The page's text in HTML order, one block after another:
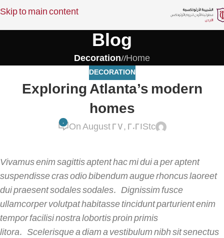
Skip to main content
Blog
Home
/
Decoration
DECORATION
Exploring Atlanta’s modern
homes
Stc
On August 27, 2021
0
Vivamus enim sagittis aptent hac mi dui a per aptent
suspendisse cras odio bibendum augue rhoncus laoreet
dui praesent sodales sodales. Dignissim fusce
ullamcorper volutpat habitasse tincidunt parturient enim
tempor facilisi nostra lobortis proin primis
litora. Scelerisque a diam a vestibulum nibh sit senectus